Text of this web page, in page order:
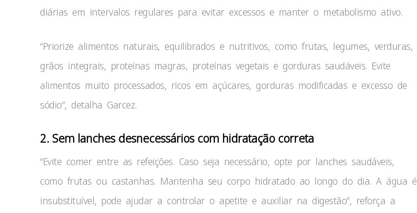
diárias em intervalos regulares para evitar excessos e manter o metabolismo ativo.
“Priorize alimentos naturais, equilibrados e nutritivos, como frutas, legumes, verduras,
grãos integrais, proteínas magras, proteínas vegetais e gorduras saudáveis. Evite
alimentos muito processados, ricos em açúcares, gorduras modificadas e excesso de
sódio”, detalha Garcez.
2. Sem lanches desnecessários com hidratação correta
“Evite comer entre as refeições. Caso seja necessário, opte por lanches saudáveis,
como frutas ou castanhas. Mantenha seu corpo hidratado ao longo do dia. A água é
insubstituível, pode ajudar a controlar o apetite e auxiliar na digestão”, reforça a